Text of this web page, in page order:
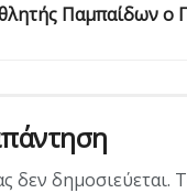
Παμπαίδων ο
δεν δημοσιεύεται.